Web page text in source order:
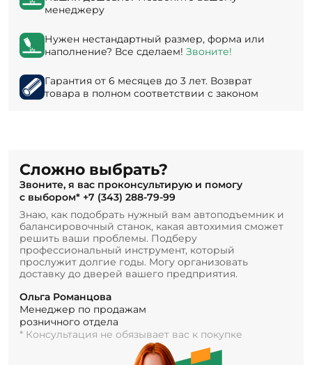
менеджеру
Нужен нестандартный размер, форма или
наполнение? Все сделаем! Звоните!
Гарантия от 6 месяцев до 3 лет. Возврат
товара в полном соответствии с законом
Сложно выбрать?
Звоните, я вас проконсультирую и помогу
с выбором* +7 (343) 288-79-99
Знаю, как подобрать нужный вам автоподъемник и
балансировочный станок, какая автохимия сможет
решить ваши проблемы. Подберу
профессиональный инструмент, который
прослужит долгие годы. Могу организовать
доставку до дверей вашего предприятия.
Ольга Романцова
Менеджер по продажам
розничного отдела
* Консультация не обязывает вас к покупке